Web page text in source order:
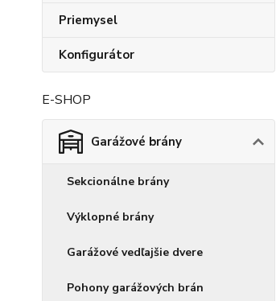
Priemysel
Konfigurátor
E-SHOP
Garážové brány
Sekcionálne brány
Výklopné brány
Garážové vedľajšie dvere
Pohony garážových brán